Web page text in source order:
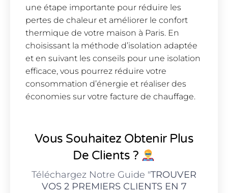
une étape importante pour réduire les
pertes de chaleur et améliorer le confort
thermique de votre maison à Paris. En
choisissant la méthode d’isolation adaptée
et en suivant les conseils pour une isolation
efficace, vous pourrez réduire votre
consommation d’énergie et réaliser des
économies sur votre facture de chauffage.
Vous Souhaitez Obtenir Plus
De Clients ?
Téléchargez Notre Guide "TROUVER
VOS 2 PREMIERS CLIENTS EN 7